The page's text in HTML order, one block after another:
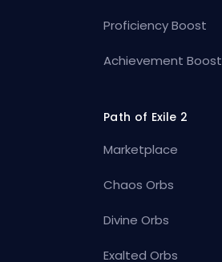
Proficiency Boost
Achievement Boost
Path of Exile 2
Marketplace
Chaos Orbs
Divine Orbs
Exalted Orbs